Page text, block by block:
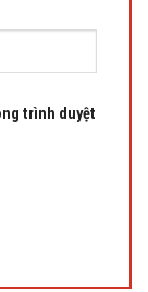
trình duyệt